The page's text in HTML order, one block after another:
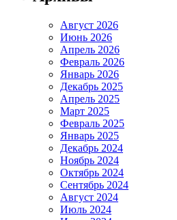
Август 2026
Июнь 2026
Апрель 2026
Февраль 2026
Январь 2026
Декабрь 2025
Апрель 2025
Март 2025
Февраль 2025
Январь 2025
Декабрь 2024
Ноябрь 2024
Октябрь 2024
Сентябрь 2024
Август 2024
Июль 2024